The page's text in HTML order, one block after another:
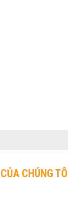
CHÚNG